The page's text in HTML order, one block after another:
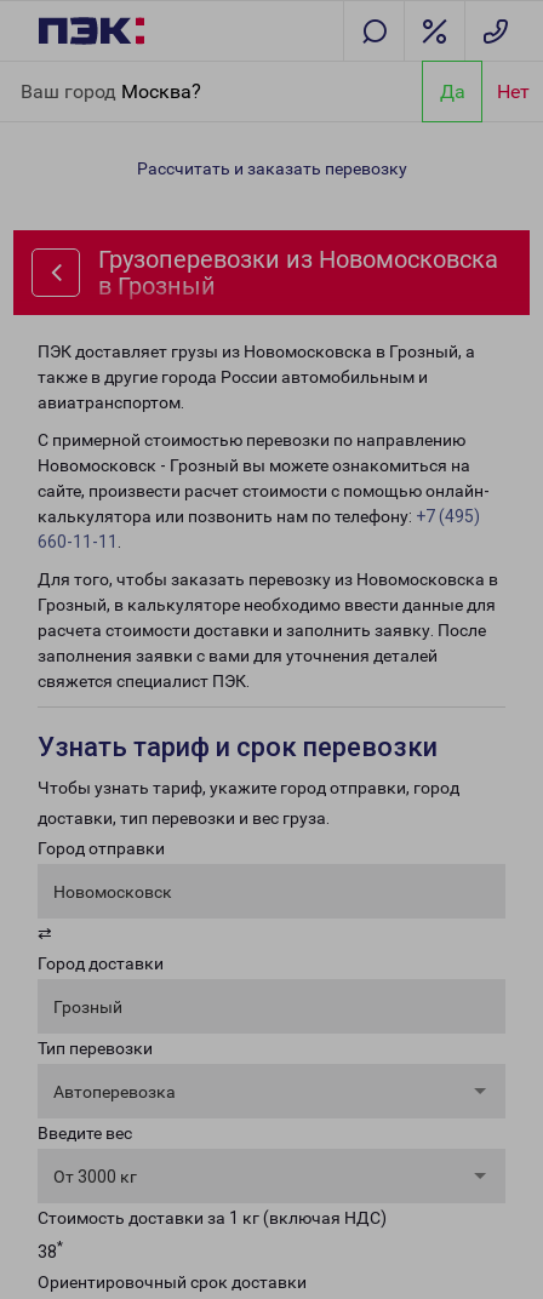
Ваш город Москва? Да Нет
Грозный
Рассчитать и заказать перевозку
Грузоперевозки из Новомосковска
в Грозный
ПЭК доставляет грузы из Новомосковска в Грозный, а
также в другие города России автомобильным и
авиатранспортом.
С примерной стоимостью перевозки по направлению
Новомосковск - Грозный вы можете ознакомиться на
сайте, произвести расчет стоимости с помощью онлайн-
калькулятора или позвонить нам по телефону: +7 (495)
660-11-11
Для того, чтобы заказать перевозку из Новомосковска в
Грозный, в калькуляторе необходимо ввести данные для
расчета стоимости доставки и заполнить заявку. После
заполнения заявки с вами для уточнения деталей
свяжется специалист ПЭК.
Узнать тариф и срок перевозки
Чтобы узнать тариф, укажите город отправки, город
доставки, тип перевозки и вес груза.
Город отправки
Новомосковск
⇄
Город доставки
Грозный
Тип перевозки
Автоперевозка
Введите вес
От 3000 кг
Стоимость доставки за 1 кг (включая НДС)
38*
Ориентировочный срок доставки